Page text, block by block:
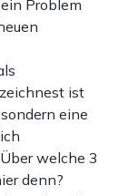
Problem
ist
eine
welche 3
denn?